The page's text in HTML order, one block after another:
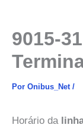
9015-
Por Onibus_Net /
Horário da